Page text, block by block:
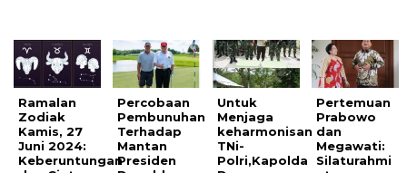
Ramalan
Zodiak
Kamis, 27
Juni 2024:
Keberuntungan
Percobaan
Pembunuhan
Terhadap
Mantan
Presiden
Untuk
Menjaga
keharmonisan
TNi-
Polri,Kapolda
Pertemuan
Prabowo
dan
Megawati:
Silaturahmi